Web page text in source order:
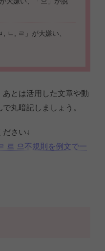
ㄴ, ㄹ」が大嫌い、
とは活用した文章や動
丸暗記しましょう。
ださい↓
르 으不規則を例文で一